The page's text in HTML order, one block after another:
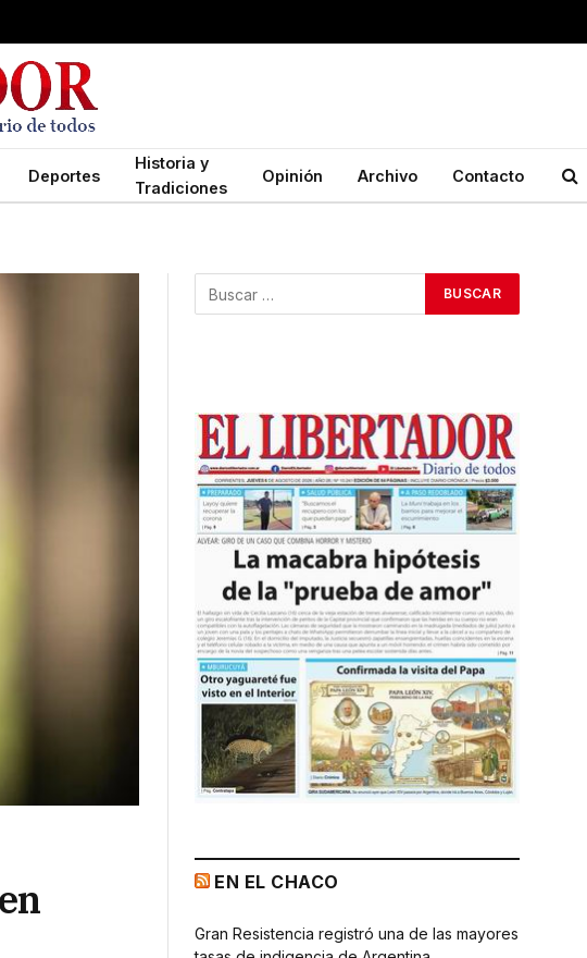
Deportes
Historia y
Tradiciones
Opinión Archivo Contacto
EN EL CHACO
Gran Resistencia registró una de las mayores